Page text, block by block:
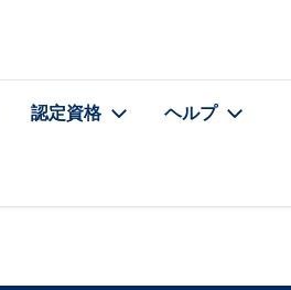
認定資格 ヘルプ